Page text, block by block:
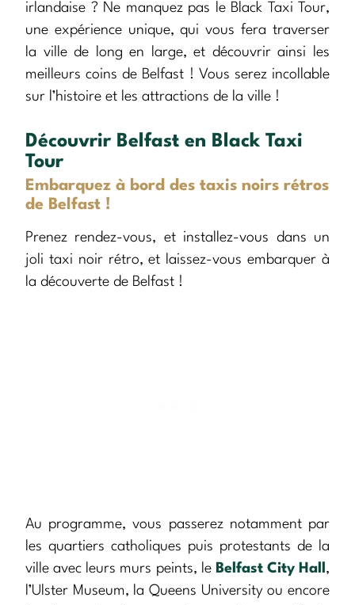
irlandaise ? Ne manquez pas le Black Taxi Tour,
une expérience unique, qui vous fera traverser
la ville de long en large, et découvrir ainsi les
meilleurs coins de Belfast ! Vous serez incollable
sur l’histoire et les attractions de la ville !
Découvrir Belfast en Black Taxi
Tour
Embarquez à bord des taxis noirs rétros
de Belfast !
Prenez rendez-vous, et installez-vous dans un
joli taxi noir rétro, et laissez-vous embarquer à
la découverte de Belfast !
Au programme, vous passerez notamment par
les quartiers catholiques puis protestants de la
ville avec leurs murs peints, le Belfast City Hall ,
l’Ulster Museum, la Queens University ou encore